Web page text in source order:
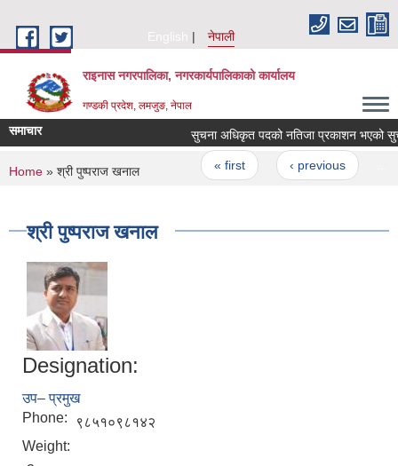
English
नेपाली
राइनास नगरपालिका, नगरकार्यपालिकाको कार्यालय
गण्डकी प्रदेश, लमजुङ, नेपाल
समाचार सुचना अधिकृत पदको नतिजा प्रकाशन भएको
Pages
« first ‹ previous
You are here
Home » श्री पुष्पराज खनाल
श्री पुष्पराज खनाल
Designation:
उप– प्रमुख
Phone:
९८५१०९८१४२
Weight: